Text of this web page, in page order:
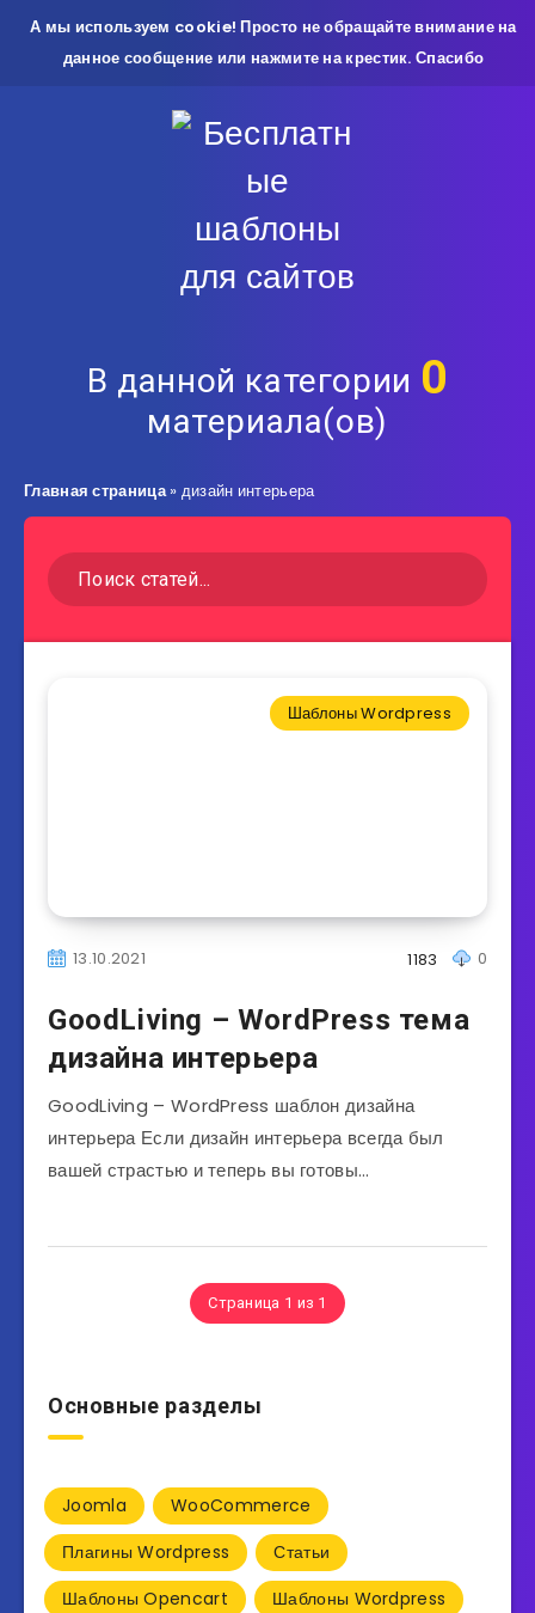
А мы используем cookie! Просто не обращайте внимание на
данное сообщение или нажмите на крестик. Спасибо
В данной категории 0
материала(ов)
Главная страница» дизайн интерьера
Шаблоны Wordpress
13.10.2021 0
1183
GoodLiving – WordPress тема
дизайна интерьера
GoodLiving – WordPress шаблон дизайна
интерьера Если дизайн интерьера всегда был
вашей страстью и теперь вы готовы…
Страница 1 из 1
Основные разделы
Joomla
WooCommerce
Плагины Wordpress
Статьи
Шаблоны Opencart
Шаблоны Wordpress